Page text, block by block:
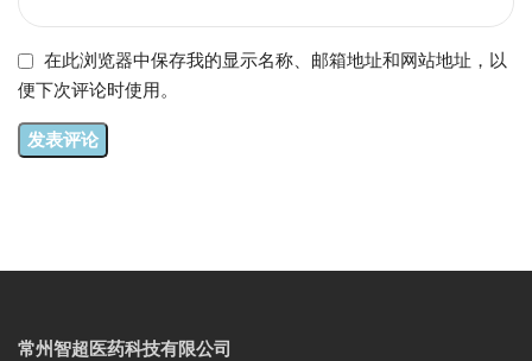
在此浏览器中保存我的显示名称、邮箱地址和网站地址，以
便下次评论时使用。
常州智超医药科技有限公司